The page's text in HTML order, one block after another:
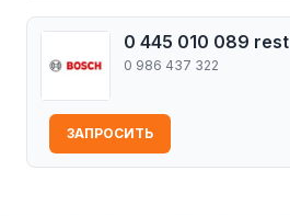
0 445 010 089 rest
0 986 437 322
ЗАПРОСИТЬ